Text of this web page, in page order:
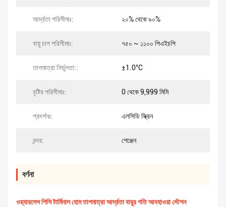
আর্দ্রতা পরিসীমাঃ: ২০% থেকে ৯০%
বায়ু চাপ পরিসীমাঃ: ৭৫০ ~ ১১০০ পিএইচপি
তাপমাত্রা নির্ভুলতা:: ±1.0°C
বৃষ্টির পরিসীমাঃ: 0 থেকে 9,999 মিমি
প্রদর্শনঃ: এলসিডি স্ক্রিন
বন্দর: শেঞ্জেন
বর্ণনা
ওয়্যারলেস পিসি টার্মিনাল হোম তাপমাত্রা আর্দ্রতা বায়ুর গতি আবহাওয়া স্টেশন